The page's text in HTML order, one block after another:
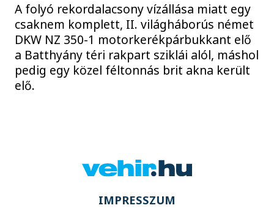
A folyó rekordalacsony vízállása miatt egy
csaknem komplett, II. világháborús német
DKW NZ 350-1 motorkerékpárbukkant elő
a Batthyány téri rakpart sziklái alól, máshol
pedig egy közel féltonnás brit akna került
elő.
IMPRESSZUM